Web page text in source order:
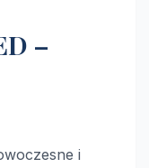
–
i